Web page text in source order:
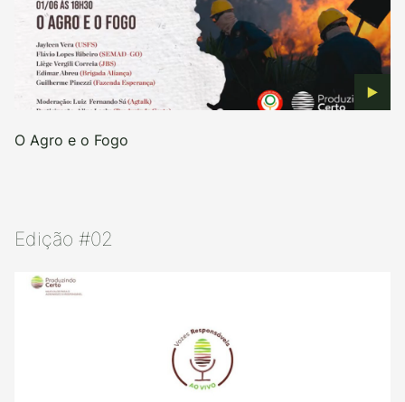
O Agro e o Fogo
Edição #02